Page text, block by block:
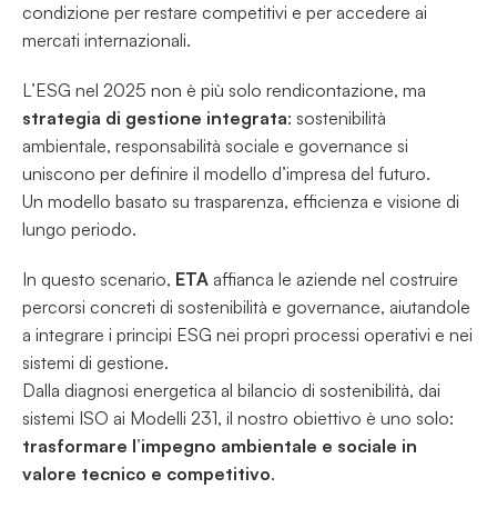
condizione per restare competitivi e per accedere ai
mercati internazionali.
strategia di gestione integrata: sostenibilità
ambientale, responsabilità sociale e governance si
uniscono per definire il modello d’impresa del futuro.
Un modello basato su trasparenza, efficienza e visione di
lungo periodo.
In questo scenario, ETA affianca le aziende nel costruire
percorsi concreti di sostenibilità e governance, aiutandole
a integrare i principi ESG nei propri processi operativi e nei
sistemi di gestione.
Dalla diagnosi energetica al bilancio di sostenibilità, dai
trasformare l’impegno ambientale e sociale in
valore tecnico e competitivo.